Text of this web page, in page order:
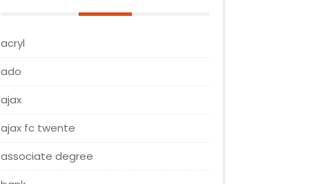
acryl
ado
ajax
ajax fc twente
associate degree